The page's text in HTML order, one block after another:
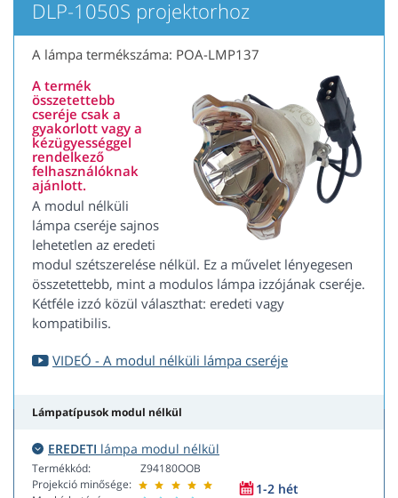
DLP-1050S projektorhoz
A lámpa termékszáma: POA-LMP137
A termék
összetettebb
cseréje csak a
gyakorlott vagy a
kézügyességgel
rendelkező
felhasználóknak
ajánlott.
A modul nélküli
lámpa cseréje sajnos
lehetetlen az eredeti
modul szétszerelése nélkül. Ez a művelet lényegesen
összetettebb, mint a modulos lámpa izzójának cseréje.
Kétféle izzó közül választhat: eredeti vagy
kompatibilis.
VIDEÓ - A modul nélküli lámpa cseréje
Lámpatípusok modul nélkül
EREDETI lámpa modul nélkül
Termékkód:
Projekció minősége:
Z94180OOB
1-2 hét